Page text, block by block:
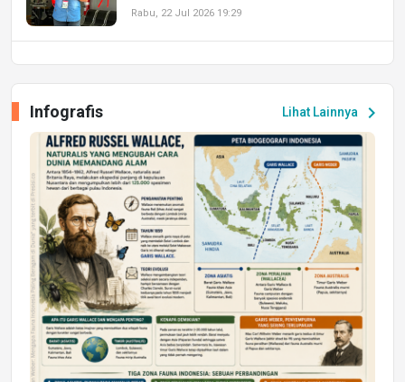
Rabu, 22 Jul 2026 19:29
Peluang Kerja dan Magang
Jumat, 17 Jul 2026 22:30
DAERAH
Astra Motor Kalimantan Timur 2 Dukung
Mahasiswa Samarinda dalam Astra
Honda SDGs Future Leaders 2026
Jumat, 10 Jul 2026 19:01
Lihat Lainnya chevron_right
Infografis